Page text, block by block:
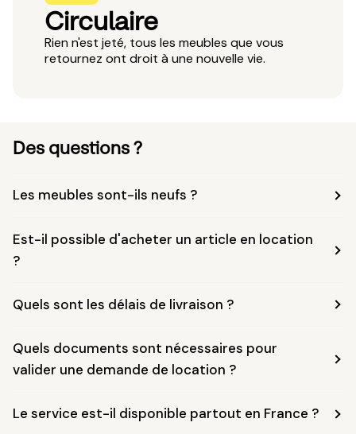
Circulaire
Rien n'est jeté, tous les meubles que vous
retournez ont droit à une nouvelle vie.
Des questions ?
Les meubles sont-ils neufs ?
Est-il possible d'acheter un article en location
?
Quels sont les délais de livraison ?
Quels documents sont nécessaires pour
valider une demande de location ?
Le service est-il disponible partout en France ?